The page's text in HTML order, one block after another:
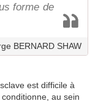
forme de
BERNARD SHAW
est difficile à
au sein